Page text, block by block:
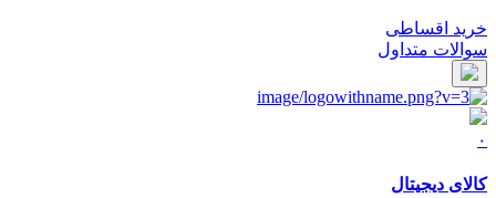
خرید اقساطی
سوالات متداول
۰
کالای دیجیتال